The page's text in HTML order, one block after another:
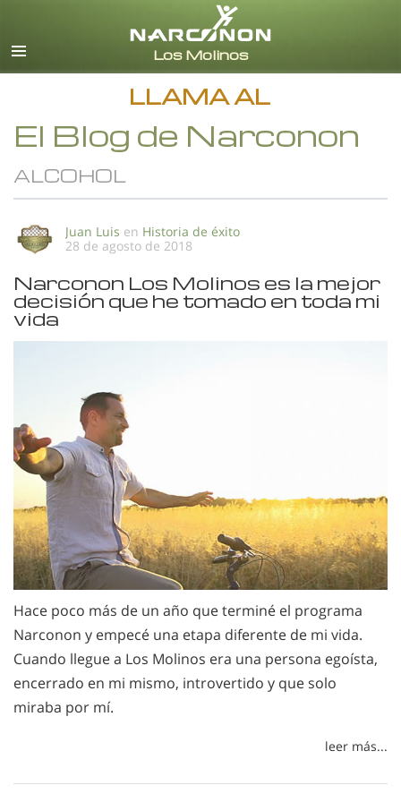
Español
Todas las Regiones/Idiomas
LLAMA AL
El Blog de Narconon
ALCOHOL
Juan Luis en Historia de éxito
28 de agosto de 2018
Narconon Los Molinos es la mejor
decisión que he tomado en toda mi
vida
Hace poco más de un año que terminé el programa
Narconon y empecé una etapa diferente de mi vida.
Cuando llegue a Los Molinos era una persona egoísta,
encerrado en mi mismo, introvertido y que solo
miraba por mí.
leer más...